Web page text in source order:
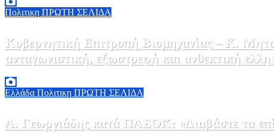
Πολιτικη ΠΡΩΤΗ ΣΕΛΙΔΑ
Κυβερνητική Επιτροπή Βιομηχανίας – Κ.
ανταγωνιστική, εξωστρεφή και ανθεκτική
Ελλάδα Πολιτικη ΠΡΩΤΗ ΣΕΛΙΔΑ
Α. Γεωργιάδης κατά ΠΑΣΟΚ: «Διαβάστε τα